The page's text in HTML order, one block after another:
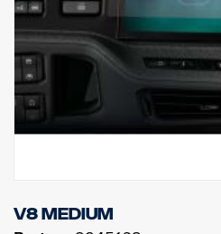
V8 Medium